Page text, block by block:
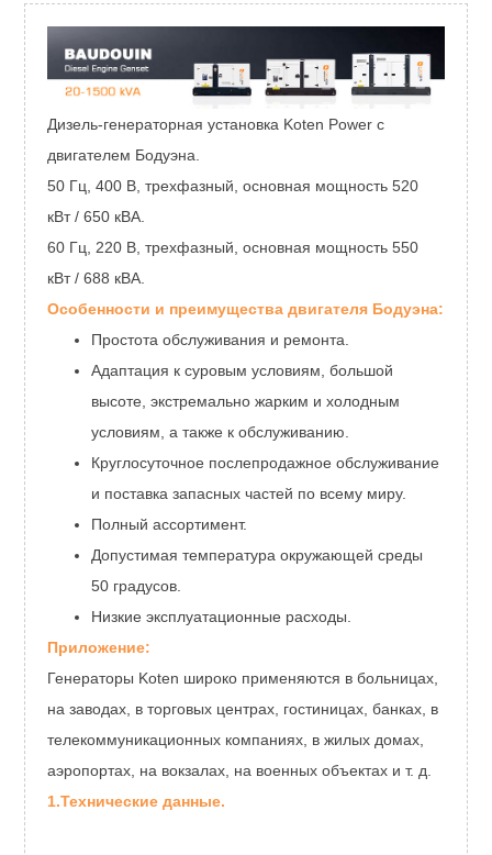
Дизель-генераторная установка Koten Power с
двигателем Бодуэна.
50 Гц, 400 В, трехфазный, основная мощность 520
кВт / 650 кВА.
60 Гц, 220 В, трехфазный, основная мощность 550
кВт / 688 кВА.
Особенности и преимущества двигателя Бодуэна:
Простота обслуживания и ремонта.
Адаптация к суровым условиям, большой
высоте, экстремально жарким и холодным
условиям, а также к обслуживанию.
Круглосуточное послепродажное обслуживание
и поставка запасных частей по всему миру.
Полный ассортимент.
Допустимая температура окружающей среды
50 градусов.
Низкие эксплуатационные расходы.
Приложение:
Генераторы Koten широко применяются в больницах,
на заводах, в торговых центрах, гостиницах, банках, в
телекоммуникационных компаниях, в жилых домах,
аэропортах, на вокзалах, на военных объектах и ​​т. д.
1.Технические данные.